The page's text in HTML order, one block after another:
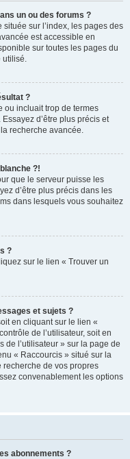
un ou des forums ?
sur l’index, les pages des
est accessible en
sur toutes les pages du
utilisé.
?
ou incluait trop de termes
d’être plus précis et
recherche avancée.
?!
que le serveur puisse les
d’être plus précis dans les
dans lesquels vous souhaitez
?
sur le lien « Trouver un
et sujets ?
en cliquant sur le lien «
de l’utilisateur, soit en
de l’utilisateur » sur la page de
« Raccourcis » situé sur la
recherche de vos propres
convenablement les options
abonnements ?